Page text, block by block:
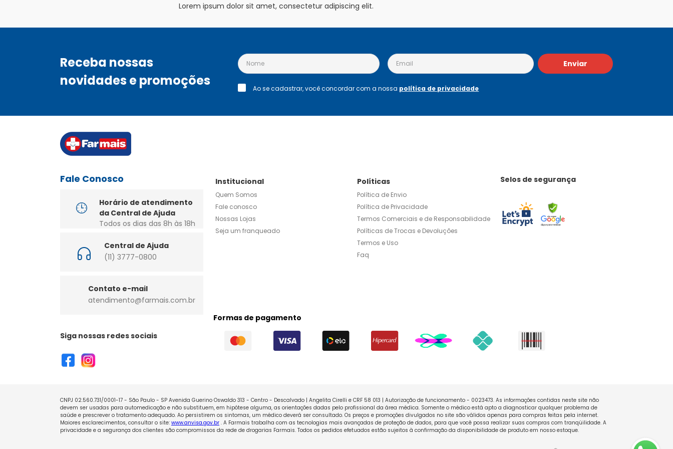
Lorem ipsum dolor sit amet, consectetur adipiscing elit.
Receba nossas
novidades e promoções
Enviar
Ao se cadastrar, você concordar com a nossa política de privacidade
Fale Conosco
Horário de atendimento
da Central de Ajuda
Todos os dias das 8h às 18h
Central de Ajuda
(11) 3777-0800
Contato e-mail
atendimento@farmais.com.br
Siga nossas redes sociais
Institucional
Quem Somos
Fale conosco
Nossas Lojas
Seja um franqueado
Políticas
Política de Envio
Política de Privacidade
Termos Comerciais e de Responsabilidade
Políticas de Trocas e Devoluções
Termos e Uso
Faq
Selos de segurança
Formas de pagamento
CNPJ 02.560.731/0001-17 - São Paulo - SP Avenida Guerino Oswaldo 313 - Centro - Descalvado | Angelita Cirelli e CRF 58 013 | Autorização de funcionamento - 0023473. As informações contidas neste site não
devem ser usadas para automedicação e não substituem, em hipótese alguma, as orientações dadas pelo profissional da área médica. Somente o médico está apto a diagnosticar qualquer problema de
saúde e prescrever o tratamento adequado. Ao persistirem os sintomas, um médico deverá ser consultado. Os preços e promoções divulgados no site são válidos apenas para compras feitas pela internet.
Maiores esclarecimentos, consultar o site: www.anvisa.gov.br . A Farmais trabalha com as tecnologias mais avançadas de proteção de dados, para que você possa realizar suas compras com tranqüilidade. A
privacidade e a segurança dos clientes são compromissos da rede de drogarias Farmais. Todos os pedidos efetuados estão sujeitos à confirmação da disponibilidade de produto em nosso estoque.